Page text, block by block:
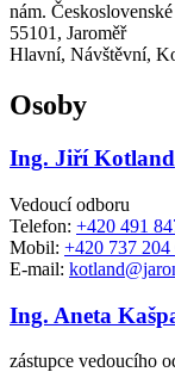
nám.
55101, Jaroměř
Hlavní, Návštěvní,
Osoby
Ing. Jiří Kotland
Vedoucí odboru
Telefon: +420 491
Mobil: +420 737 204
E-mail:
Ing. Aneta
zástupce vedoucího